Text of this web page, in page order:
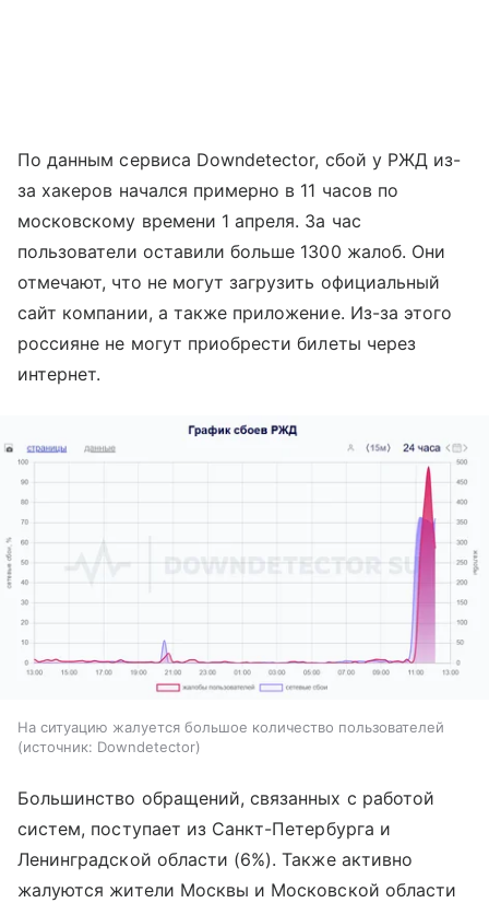
По данным сервиса Downdetector, сбой у РЖД из-
за хакеров начался примерно в 11 часов по
московскому времени 1 апреля. За час
пользователи оставили больше 1300 жалоб. Они
отмечают, что не могут загрузить официальный
сайт компании, а также приложение. Из-за этого
россияне не могут приобрести билеты через
интернет.
На ситуацию жалуется большое количество пользователей
источник: Downdetector
Большинство обращений, связанных с работой
систем, поступает из Санкт-Петербурга и
Ленинградской области (6%). Также активно
жалуются жители Москвы и Московской области